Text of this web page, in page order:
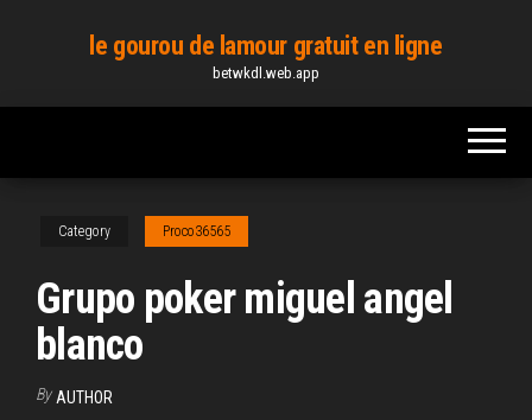
content
le gourou de lamour gratuit en ligne
betwkdl.web.app
Category Proco36565
Grupo poker miguel angel
blanco
By AUTHOR